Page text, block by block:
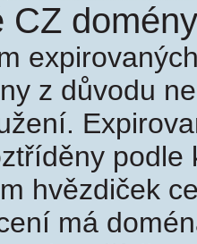
CZ
z důvodu
podle
hvězdiček
má